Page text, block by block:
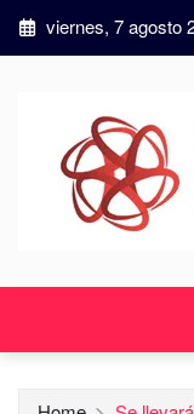
viernes, 7 agosto